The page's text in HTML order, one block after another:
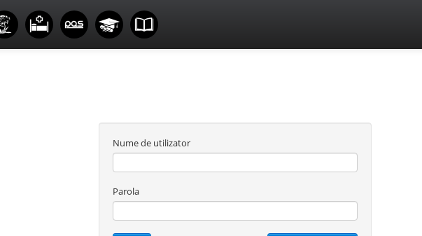
Nume de utilizator
Parola